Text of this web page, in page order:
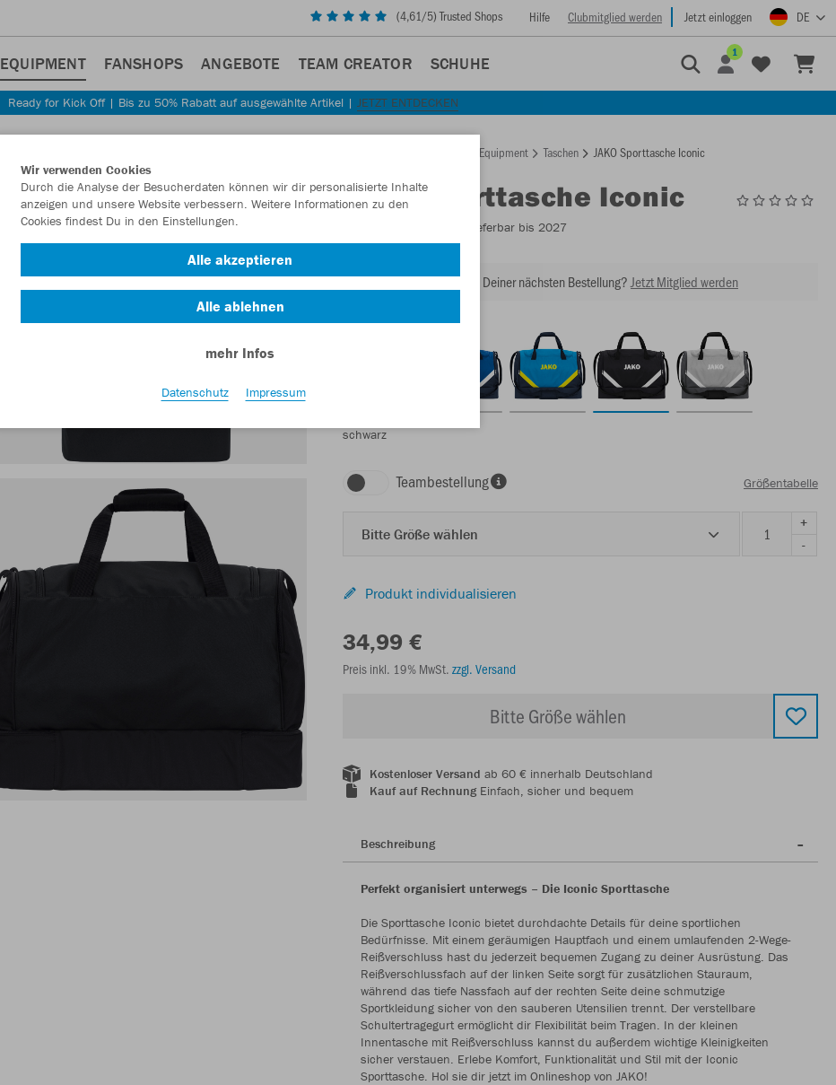
(4,61/5) Trusted Shops Hilfe Clubmitglied werden Jetzt einloggen DE
EQUIPMENT FANSHOPS ANGEBOTE TEAM CREATOR SCHUHE
1
Ready for Kick Off | Bis zu 50% Rabatt auf ausgewählte Artikel | JETZT ENTDECKEN
Equipment Taschen JAKO Sporttasche Iconic
JAKOSporttasche Iconic
- Lieferbar bis 2027
Lust auf 30% Rabatt bei Deiner nächsten Bestellung? Jetzt Mitglied werden
schwarz
Teambestellung Größentabelle
Bitte Größe wählen
+
-
Produkt individualisieren
34,99 €
Preis inkl. 19% MwSt. zzgl. Versand
Bitte Größe wählen
Kostenloser Versand ab 60 € innerhalb Deutschland
Kauf auf RechnungEinfach, sicher und bequem
Beschreibung
Perfekt organisiert unterwegs – Die Iconic Sporttasche
Die Sporttasche Iconic bietet durchdachte Details für deine sportlichen
Bedürfnisse. Mit einem geräumigen Hauptfach und einem umlaufenden 2-Wege-
Reißverschluss hast du jederzeit bequemen Zugang zu deiner Ausrüstung. Das
Reißverschlussfach auf der linken Seite sorgt für zusätzlichen Stauraum,
während das tiefe Nassfach auf der rechten Seite deine schmutzige
Sportkleidung sicher von den sauberen Utensilien trennt. Der verstellbare
Schultertragegurt ermöglicht dir Flexibilität beim Tragen. In der kleinen
Innentasche mit Reißverschluss kannst du außerdem wichtige Kleinigkeiten
sicher verstauen. Erlebe Komfort, Funktionalität und Stil mit der Iconic
Sporttasche. Hol sie dir jetzt im Onlineshop von JAKO!
Wir verwenden Cookies
Durch die Analyse der Besucherdaten können wir dir personalisierte Inhalte
anzeigen und unsere Website verbessern. Weitere Informationen zu den
Cookies findest Du in den Einstellungen.
Alle akzeptieren
Alle ablehnen
mehr Infos
Datenschutz Impressum